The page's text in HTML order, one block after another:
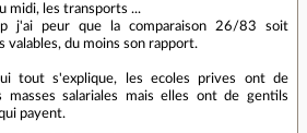
midi, les transports ...
j'ai peur que la comparaison 26/83 soit
valables, du moins son rapport.
tout s'explique, les ecoles prives ont de
masses salariales mais elles ont de gentils
payent.